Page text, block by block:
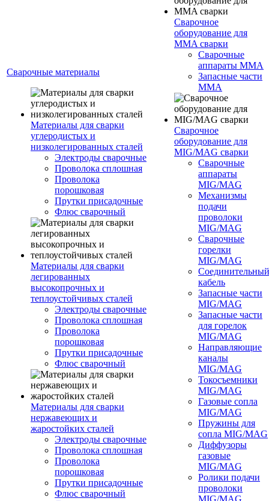
Сварочные материалы
Материалы для сварки
углеродистых и
низколегированных сталей
Электроды сварочные
Проволока сплошная
Проволока
порошковая
Прутки присадочные
Флюс сварочный
Материалы для сварки
легированных
высокопрочных и
теплоустойчивых сталей
Электроды сварочные
Проволока сплошная
Проволока
порошковая
Прутки присадочные
Флюс сварочный
Материалы для сварки
нержавеющих и
жаростойких сталей
Электроды сварочные
Проволока сплошная
Проволока
порошковая
Прутки присадочные
Флюс сварочный
Сварочное
оборудование для
MMA сварки
Сварочные
аппараты MMA
Запасные части
MMA
Сварочное
оборудование для
MIG/MAG сварки
Сварочные
аппараты
MIG/MAG
Механизмы
подачи
проволоки
MIG/MAG
Сварочные
горелки
MIG/MAG
Соединительный
кабель
Запасные части
MIG/MAG
Запасные части
для горелок
MIG/MAG
Направляющие
каналы
MIG/MAG
Токосъемники
MIG/MAG
Газовые сопла
MIG/MAG
Пружины для
сопла MIG/MAG
Диффузоры
газовые
MIG/MAG
Ролики подачи
проволоки
MIG/MAG